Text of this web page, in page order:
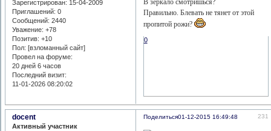
Зарегистрирован: 15-04-2009
Приглашений: 0
Сообщений: 2440
Уважение: +78
Позитив: +10
Пол: [взломанный сайт]
Провел на форуме:
20 дней 6 часов
Последний визит:
11-01-2026 08:20:02
В зеркало смотришься?
Правильно. Блевать не тянет от этой
пропитой рожи?
0
Поделиться 231
01-12-2015 16:49:48
docent
Активный участник